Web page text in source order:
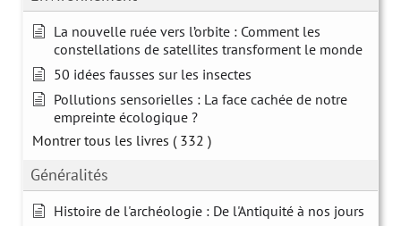
La nouvelle ruée vers l’orbite : Comment les
constellations de satellites transforment le monde
50 idées fausses sur les insectes
Pollutions sensorielles : La face cachée de notre
empreinte écologique ?
Montrer tous les livres ( 332 )
Généralités
Histoire de l'archéologie : De l'Antiquité à nos jours